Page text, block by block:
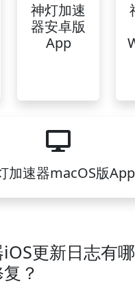
神灯加速
器安卓版
App
加速器macOS版App
更新日志有
？